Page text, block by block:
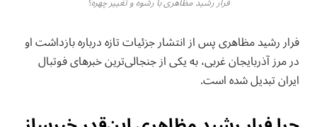
فرار رشید مظاهری پس از انتشار جزئیات تازه درباره بازداشت او
در مرز آذربایجان غربی، به یکی از جنجالی‌ترین خبرهای فوتبال
ایران تبدیل شده است.